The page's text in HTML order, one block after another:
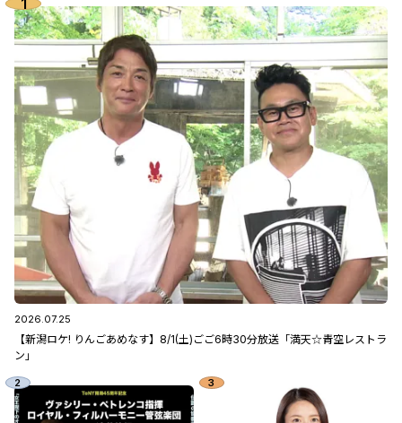
2026.07.25
【新潟ロケ! りんごあめなす】8/1(土)ごご6時30分放送「満天☆青空レストラ
ン」